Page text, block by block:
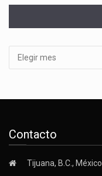
Contacto
Tijuana, B.C., México